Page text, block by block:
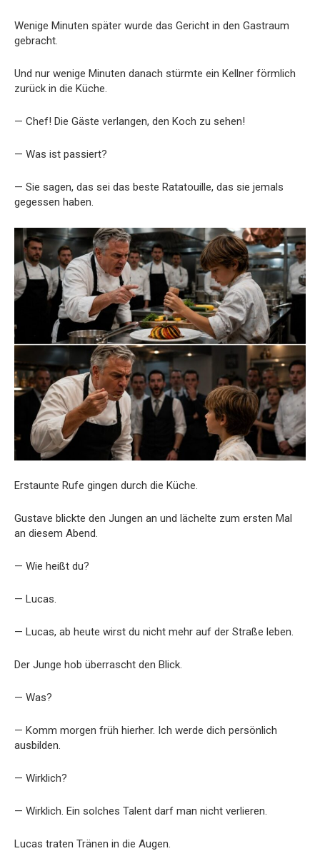
Wenige Minuten später wurde das Gericht in den Gastraum
gebracht.
Und nur wenige Minuten danach stürmte ein Kellner förmlich
zurück in die Küche.
— Chef! Die Gäste verlangen, den Koch zu sehen!
— Was ist passiert?
— Sie sagen, das sei das beste Ratatouille, das sie jemals
gegessen haben.
Erstaunte Rufe gingen durch die Küche.
Gustave blickte den Jungen an und lächelte zum ersten Mal
an diesem Abend.
— Wie heißt du?
— Lucas.
— Lucas, ab heute wirst du nicht mehr auf der Straße leben.
Der Junge hob überrascht den Blick.
— Was?
— Komm morgen früh hierher. Ich werde dich persönlich
ausbilden.
— Wirklich?
— Wirklich. Ein solches Talent darf man nicht verlieren.
Lucas traten Tränen in die Augen.